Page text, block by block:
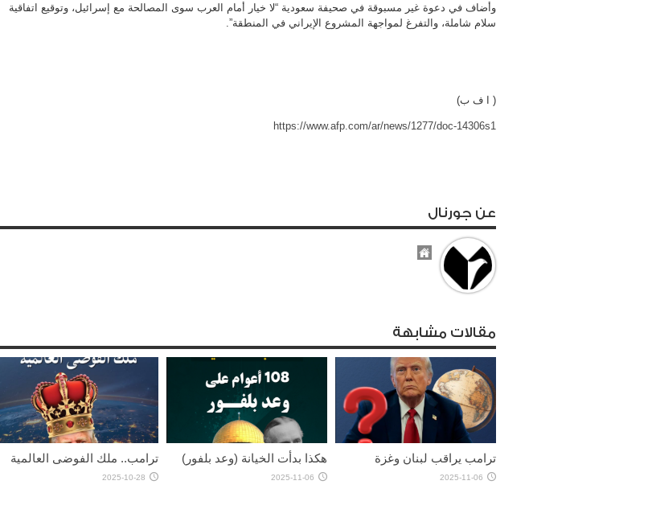
وأضاف في دعوة غير مسبوقة في صحيفة سعودية “لا خيار أمام العرب سوى المصالحة مع إسرائيل، وتوقيع اتفاقية
سلام شاملة، والتفرغ لمواجهة المشروع الإيراني في المنطقة”.
( ا ف ب)
https://www.afp.com/ar/news/1277/doc-14306s1
عن جورنال
مقالات مشابهة
ترامب يراقب لبنان وغزة
2025-11-06
هكذا بدأت الخيانة (وعد بلفور)
2025-11-06
ترامب.. ملك الفوضى العالمية
2025-10-28